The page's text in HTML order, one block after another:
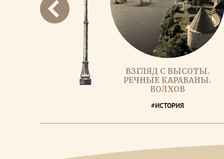
ВЗГЛЯД С ВЫСОТЫ.
РЕЧНЫЕ КАРАВАНЫ.
ВОЛХОВ
#ИСТОРИЯ